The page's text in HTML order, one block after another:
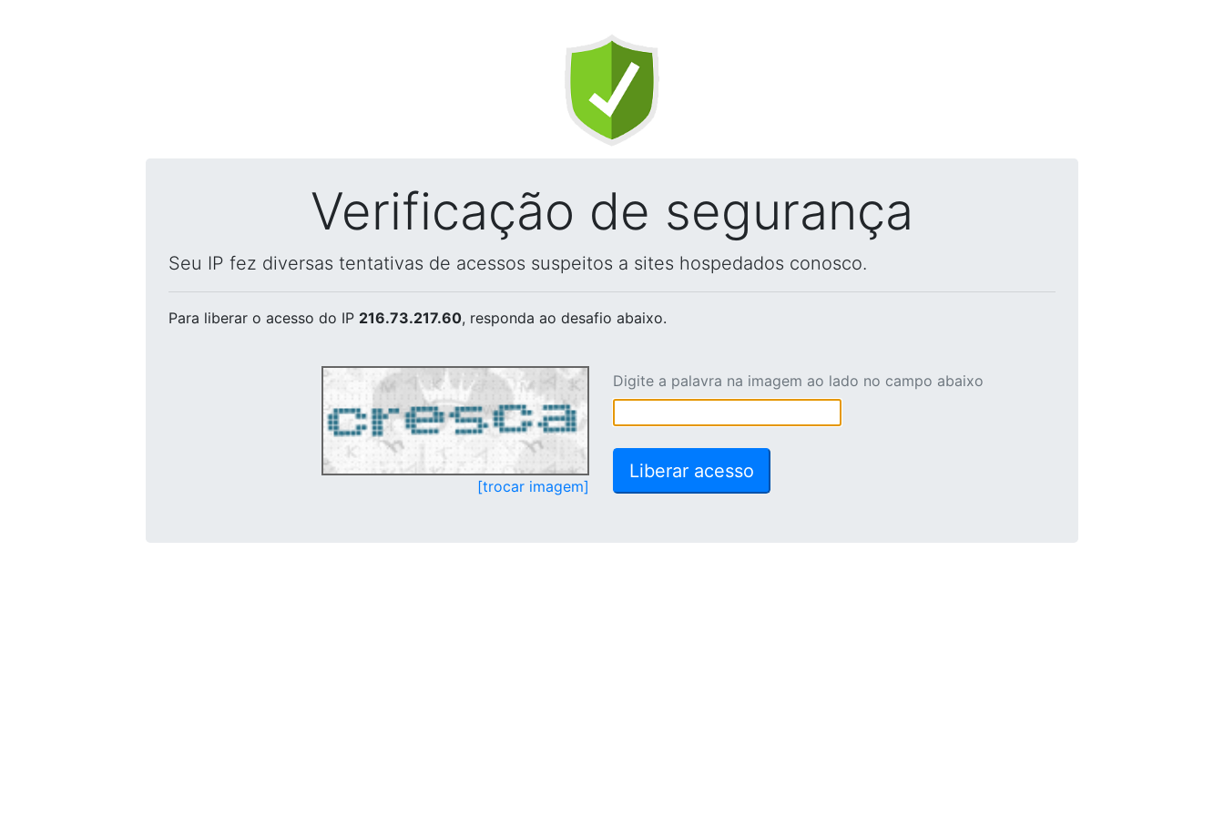
Verificação de segurança
Seu IP fez diversas tentativas de acessos suspeitos a sites hospedados conosco.
Para liberar o acesso do IP 216.73.217.60, responda ao desafio abaixo.
[trocar imagem]
Digite a palavra na imagem ao lado no campo abaixo